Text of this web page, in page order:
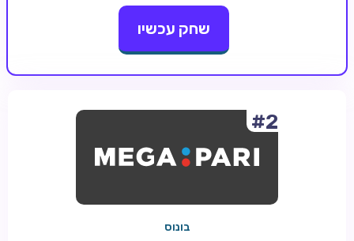
בלוג וחדשות
שחק עכשיו
#2
בונוס